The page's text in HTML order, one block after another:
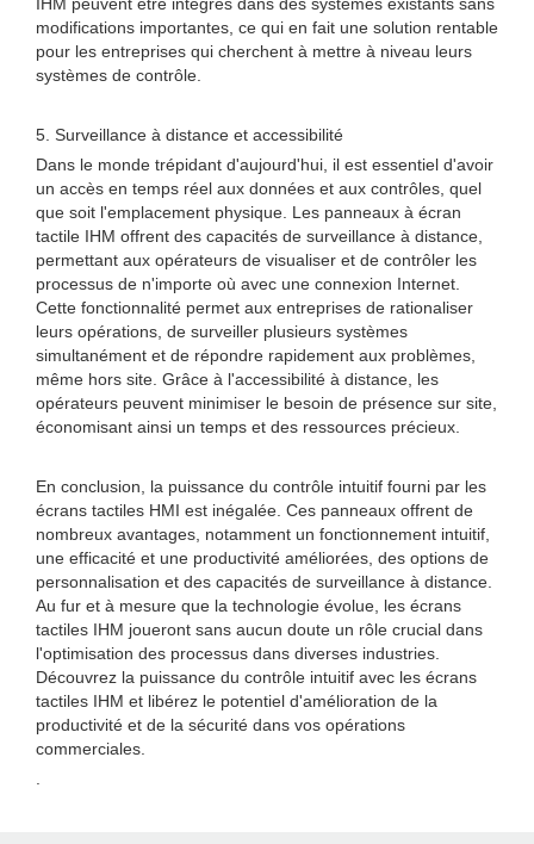
modifications importantes, ce qui en fait une solution rentable
pour les entreprises qui cherchent à mettre à niveau leurs
systèmes de contrôle.
5. Surveillance à distance et accessibilité
Dans le monde trépidant d'aujourd'hui, il est essentiel d'avoir
un accès en temps réel aux données et aux contrôles, quel
que soit l'emplacement physique. Les panneaux à écran
tactile IHM offrent des capacités de surveillance à distance,
permettant aux opérateurs de visualiser et de contrôler les
processus de n'importe où avec une connexion Internet.
Cette fonctionnalité permet aux entreprises de rationaliser
leurs opérations, de surveiller plusieurs systèmes
simultanément et de répondre rapidement aux problèmes,
même hors site. Grâce à l'accessibilité à distance, les
opérateurs peuvent minimiser le besoin de présence sur site,
économisant ainsi un temps et des ressources précieux.
En conclusion, la puissance du contrôle intuitif fourni par les
écrans tactiles HMI est inégalée. Ces panneaux offrent de
nombreux avantages, notamment un fonctionnement intuitif,
une efficacité et une productivité améliorées, des options de
personnalisation et des capacités de surveillance à distance.
Au fur et à mesure que la technologie évolue, les écrans
tactiles IHM joueront sans aucun doute un rôle crucial dans
l'optimisation des processus dans diverses industries.
Découvrez la puissance du contrôle intuitif avec les écrans
tactiles IHM et libérez le potentiel d'amélioration de la
productivité et de la sécurité dans vos opérations
commerciales.